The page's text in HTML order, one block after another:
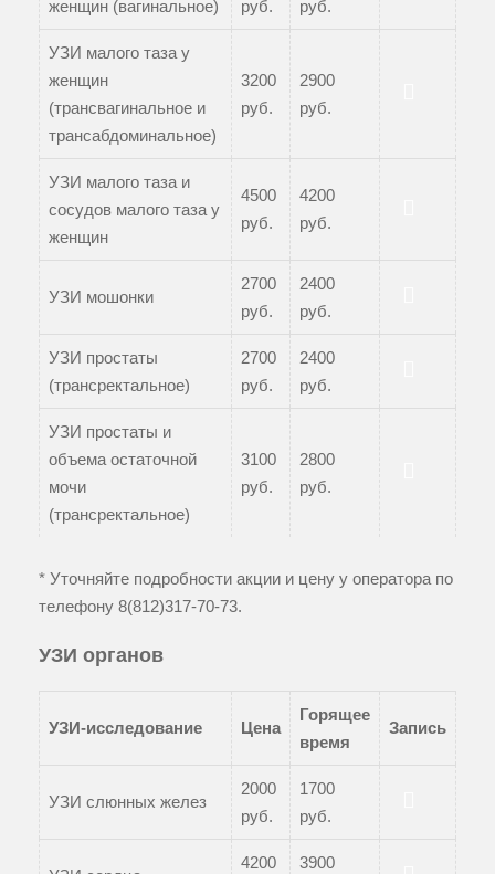
женщин (вагинальное) руб. руб.
УЗИ малого таза у
женщин
(трансвагинальное и
трансабдоминальное)
3200
руб.
2900
руб.
УЗИ малого таза и
сосудов малого таза у
женщин
4500
руб.
4200
руб.
УЗИ мошонки
2700
руб.
2400
руб.
УЗИ простаты
(трансректальное)
2700
руб.
2400
руб.
УЗИ простаты и
объема остаточной
мочи
(трансректальное)
3100
руб.
2800
руб.
* Уточняйте подробности акции и цену у оператора по
телефону 8(812)317-70-73.
УЗИ органов
УЗИ-исследование Цена
Горящее
время
Запись
УЗИ слюнных желез
2000
руб.
1700
руб.
4200
3900